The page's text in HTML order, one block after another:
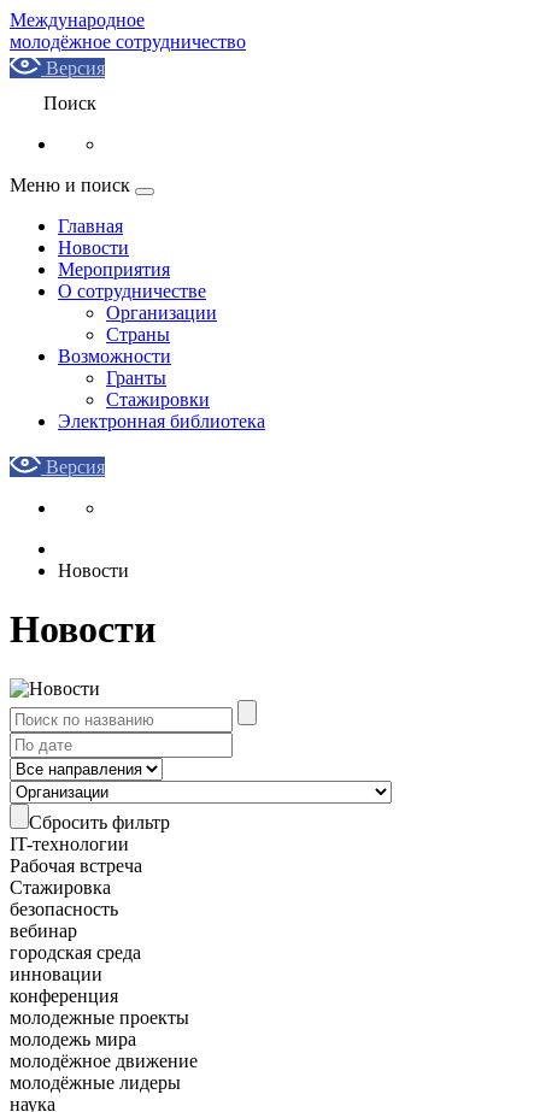
Международное
молодёжное сотрудничество
Версия
Поиск
Меню и поиск
Главная
Новости
Мероприятия
О сотрудничестве
Организации
Страны
Возможности
Гранты
Стажировки
Электронная библиотека
Версия
Новости
Новости
Сбросить фильтр
IT-технологии
Рабочая встреча
Стажировка
безопасность
вебинар
городская среда
инновации
конференция
молодежные проекты
молодежь мира
молодёжное движение
молодёжные лидеры
наука